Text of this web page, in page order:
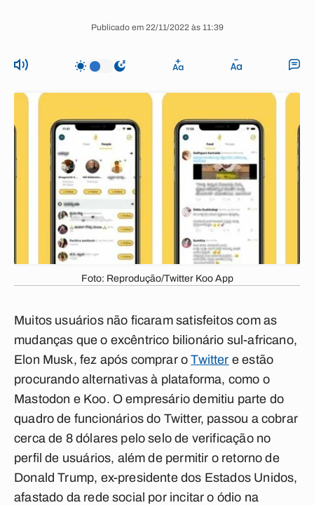
Publicado em 22/11/2022 às 11:39
Foto: Reprodução/Twitter Koo App
Muitos usuários não ficaram satisfeitos com as
mudanças que o excêntrico bilionário sul-africano,
Elon Musk, fez após comprar oTwitter e estão
procurando alternativas à plataforma, como o
Mastodon e Koo. O empresário demitiu parte do
quadro de funcionários do Twitter, passou a cobrar
cerca de 8 dólares pelo selo de verificação no
perfil de usuários, além de permitir o retorno de
Donald Trump, ex-presidente dos Estados Unidos,
afastado da rede social por incitar o ódio na